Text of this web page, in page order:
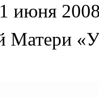
июня
Матери